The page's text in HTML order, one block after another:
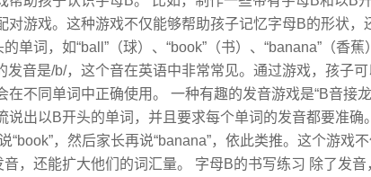
对游戏。这种游戏不仅能够帮助孩子记忆字母B的形状，
单词，如“ball”（球）、“book”（书）、“banana”（香
发音是/b/，这个音在英语中非常常见。通过游戏，孩子
在不同单词中正确使用。 一种有趣的发音游戏是“B音接
说出以B开头的单词，并且要求每个单词的发音都要准确
“book”，然后家长再说“banana”，依此类推。这个游戏
，还能扩大他们的词汇量。 字母B的书写练习 除了发音